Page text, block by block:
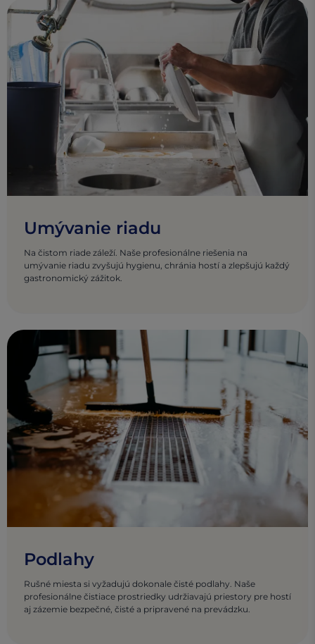
Umývanie riadu
Na čistom riade záleží. Naše profesionálne riešenia na
umývanie riadu zvyšujú hygienu, chránia hostí a zlepšujú každý
gastronomický zážitok.
Podlahy
Rušné miesta si vyžadujú dokonale čisté podlahy. Naše
profesionálne čistiace prostriedky udržiavajú priestory pre hostí
aj zázemie bezpečné, čisté a pripravené na prevádzku.